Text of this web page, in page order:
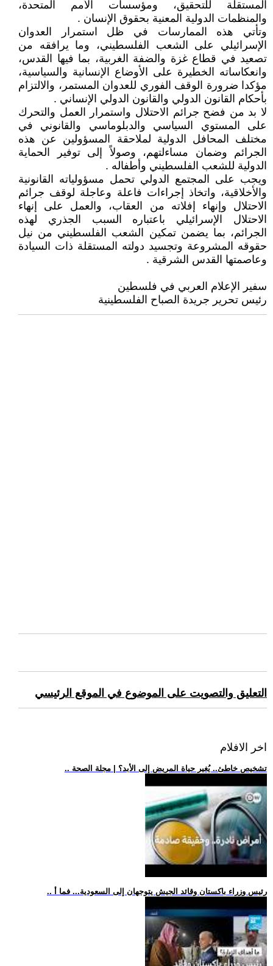
المستقلة للتحقيق، ومؤسسات الأمم المتحدة،
والمنظمات الدولية المعنية بحقوق الإنسان .
وتأتي هذه الممارسات في ظل استمرار العدوان
الإسرائيلي على الشعب الفلسطيني، وما يرافقه من
تصعيد في قطاع غزة والضفة الغربية، بما فيها القدس،
وانعكاساته الخطيرة على الأوضاع الإنسانية والسياسية،
مؤكدا ضرورة الوقف الفوري للعدوان المستمر، والالتزام
بأحكام القانون الدولي والقانون الدولي الإنساني .
لا بد من فضح جرائم الاحتلال واستمرار العمل والتحرك
على المستوي السياسي والدبلوماسي والقانوني في
مختلف المحافل الدولية لملاحقة المسؤولين عن هذه
الجرائم وضمان مساءلتهم، وصولاً إلى توفير الحماية
الدولية للشعب الفلسطيني وأطفاله .
ويجب على المجتمع الدولي تحمل مسؤولياته القانونية
والأخلاقية، واتخاذ إجراءات فاعلة وعاجلة لوقف جرائم
الاحتلال وإنهاء إفلاته من العقاب، والعمل على إنهاء
الاحتلال الإسرائيلي باعتباره السبب الجذري لهذه
الجرائم، بما يضمن تمكين الشعب الفلسطيني من نيل
حقوقه المشروعة وتجسيد دولته المستقلة ذات السيادة
وعاصمتها القدس الشرقية .
سفير الإعلام العربي في فلسطين
رئيس تحرير جريدة الصباح الفلسطينية
التعليق والتصويت على الموضوع في الموقع الرئيسي
اخر الافلام
.. تشخيص خاطئ.. يُغير حياة المريض إلى الأبد؟ | مجلة الصحة
.. رئيس وزراء باكستان وقائد الجيش يتوجهان إلى السعودية... فما أ